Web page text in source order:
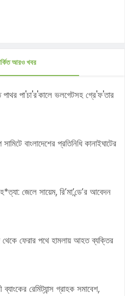
আরও খবর
পা'চা'র'কালে ভলগেটসহ গ্রে'ফ'তার
বাংলাদেশের প্রতিনিধি কানাইঘাটের
জেলে সায়েম, রি’মা’ন্ডে’র আবেদন
থেকে ফেরার পথে হামলায় আহত ব্যক্তির
ব্যাংকের রেমিট্যান্স গ্রাহক সমাবেশ,